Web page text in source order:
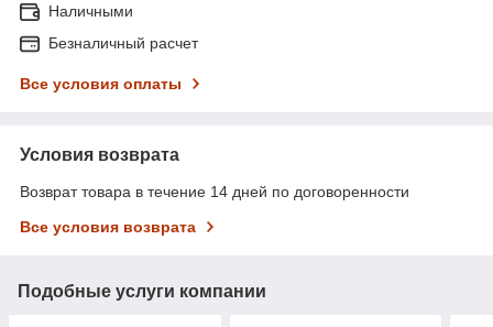
Наличными
Безналичный расчет
Все условия оплаты
Условия возврата
Возврат товара в течение 14 дней по договоренности
Все условия возврата
Подобные услуги компании